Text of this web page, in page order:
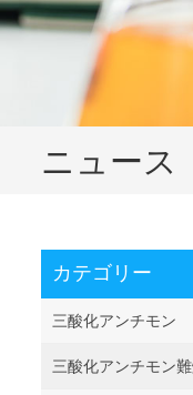
ニュース
カテゴリー
三酸化アンチモン
三酸化アンチモン